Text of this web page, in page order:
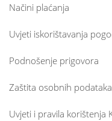
Načini plaćanja
Uvjeti iskorištavanja
Podnošenje prigovora
Zaštita osobnih podataka
Uvjeti i pravila